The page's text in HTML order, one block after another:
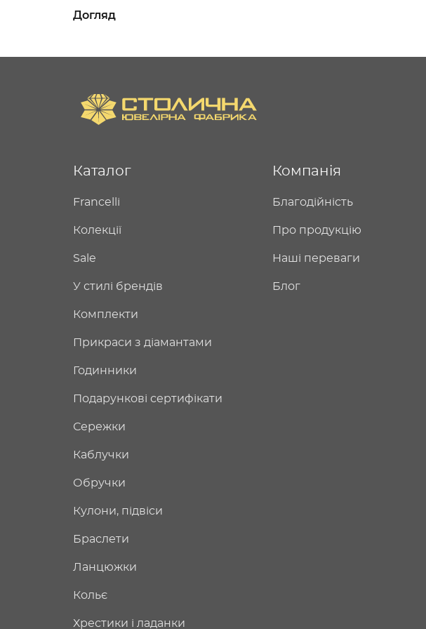
Догляд
Каталог
Francelli
Колекції
Sale
У стилі брендів
Комплекти
Прикраси з діамантами
Годинники
Подарункові сертифікати
Сережки
Каблучки
Обручки
Кулони, підвіси
Браслети
Ланцюжки
Кольє
Хрестики і ладанки
Компанія
Благодійність
Про продукцію
Наші переваги
Блог